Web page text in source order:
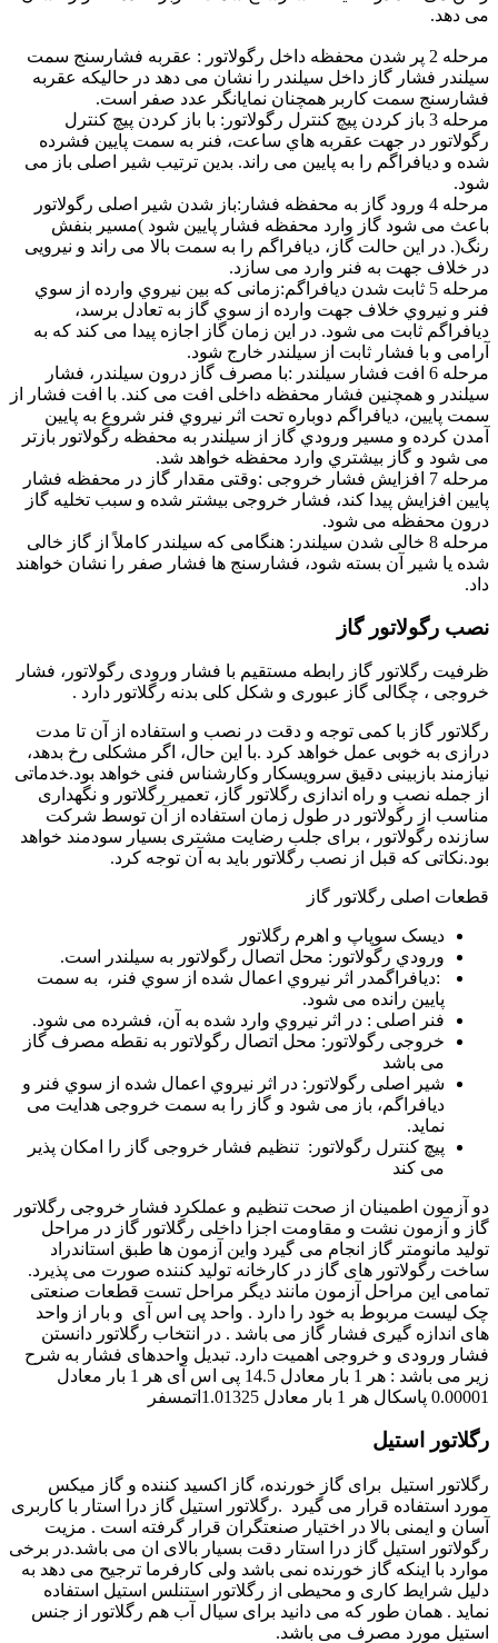
ﻣﯽ دﻫﺪ.
ﻣﺮﺣﻠﻪ 2 ﭘﺮ ﺷﺪن ﻣﺤﻔﻈﻪ داخل رﮔﻮﻻﺗﻮر :
ﻋﻘﺮﺑﻪ ﻓﺸﺎرﺳﻨﺞ ﺳﻤﺖ
ﺳﯿﻠﻨﺪر ﻓﺸﺎر ﮔﺎز داﺧﻞ ﺳﯿﻠﻨﺪر را ﻧﺸﺎن ﻣﯽ دﻫﺪ در ﺣﺎﻟﯿﮑﻪ ﻋﻘﺮﺑﻪ
ﻓﺸﺎرﺳﻨﺞ ﺳﻤﺖ ﮐﺎرﺑﺮ ﻫﻤﭽﻨﺎن ﻧﻤﺎﯾﺎﻧﮕﺮ ﻋﺪد ﺻﻔﺮ اﺳﺖ.
ﻣﺮﺣﻠﻪ 3 ﺑﺎز ﮐﺮدن ﭘﯿﭻ ﮐﻨﺘﺮل رﮔﻮﻻﺗﻮر:
ﺑﺎ ﺑﺎز ﮐﺮدن ﭘﯿﭻ ﮐﻨﺘﺮل
رﮔﻮﻻﺗﻮر در ﺟﻬﺖ ﻋﻘﺮﺑﻪ ﻫﺎي ﺳﺎﻋﺖ، ﻓﻨﺮ ﺑﻪ ﺳﻤﺖ ﭘﺎﯾﯿﻦ ﻓﺸﺮده
ﺷﺪه و دﯾﺎﻓﺮاﮔﻢ را ﺑﻪ ﭘﺎﯾﯿﻦ ﻣﯽ راﻧﺪ. ﺑﺪﯾﻦ ﺗﺮﺗﯿﺐ ﺷﯿﺮ اﺻﻠﯽ ﺑﺎز ﻣﯽ
ﺷﻮد.
مرﺣﻠﻪ 4 ورود ﮔﺎز ﺑﻪ ﻣﺤﻔﻈﻪ ﻓﺸﺎر:ﺑﺎز ﺷﺪن ﺷﯿﺮ اﺻﻠﯽ رﮔﻮﻻﺗﻮر
ﺑﺎﻋﺚ ﻣﯽ ﺷﻮد ﮔﺎز وارد ﻣﺤﻔﻈﻪ ﻓﺸﺎر ﭘﺎﯾﯿﻦ ﺷﻮد )ﻣﺴﯿﺮ ﺑﻨﻔﺶ
رﻧﮓ(. در اﯾﻦ ﺣﺎﻟﺖ ﮔﺎز، دﯾﺎﻓﺮاﮔﻢ را ﺑﻪ ﺳﻤﺖ ﺑﺎﻻ ﻣﯽ راﻧﺪ و ﻧﯿﺮوﯾﯽ
در ﺧﻼف ﺟﻬﺖ ﺑﻪ ﻓﻨﺮ وارد ﻣﯽ ﺳﺎزد.
ﻣﺮﺣﻠﻪ 5 ﺛﺎﺑﺖ ﺷﺪن دﯾﺎﻓﺮاﮔﻢ:زﻣﺎﻧﯽ ﮐﻪ ﺑﯿﻦ ﻧﯿﺮوي وارده از ﺳﻮي
ﻓﻨﺮ و ﻧﯿﺮوي ﺧﻼف ﺟﻬﺖ وارده از ﺳﻮي ﮔﺎز ﺑﻪ ﺗﻌﺎدل ﺑﺮﺳﺪ،
دﯾﺎﻓﺮاﮔﻢ ﺛﺎﺑﺖ ﻣﯽ ﺷﻮد. در اﯾﻦ زﻣﺎن ﮔﺎز اﺟﺎزه ﭘﯿﺪا ﻣﯽ ﮐﻨﺪ ﮐﻪ ﺑﻪ
آراﻣﯽ و ﺑﺎ ﻓﺸﺎر ﺛﺎﺑﺖ از ﺳﯿﻠﻨﺪر ﺧﺎرج ﺷﻮد.
ﻣﺮﺣﻠﻪ 6 اﻓﺖ ﻓﺸﺎر ﺳﯿﻠﻨﺪر :ﺑﺎ ﻣﺼﺮف ﮔﺎز درون ﺳﯿﻠﻨﺪر، ﻓﺸﺎر
ﺳﯿﻠﻨﺪر و ﻫﻤﭽﻨﯿﻦ ﻓﺸﺎر ﻣﺤﻔﻈﻪ داﺧﻠﯽ اﻓﺖ ﻣﯽ ﮐﻨﺪ. ﺑﺎ اﻓﺖ ﻓﺸﺎر از
ﺳﻤﺖ ﭘﺎﯾﯿﻦ، دﯾﺎﻓﺮاﮔﻢ دوﺑﺎره ﺗﺤﺖ اﺛﺮ ﻧﯿﺮوي ﻓﻨﺮ ﺷﺮوع ﺑﻪ ﭘﺎﯾﯿﻦ
آﻣﺪن ﮐﺮده و ﻣﺴﯿﺮ ورودي ﮔﺎز از ﺳﯿﻠﻨﺪر ﺑﻪ ﻣﺤﻔﻈﻪ رﮔﻮﻻﺗﻮر ﺑﺎزﺗﺮ
ﻣﯽ ﺷﻮد و ﮔﺎز ﺑﯿﺸﺘﺮي وارد ﻣﺤﻔﻈﻪ ﺧﻮاﻫﺪ ﺷﺪ.
ﻣﺮﺣﻠﻪ 7 اﻓﺰاﯾﺶ ﻓﺸﺎر ﺧﺮوﺟﯽ :وﻗﺘﯽ ﻣﻘﺪار ﮔﺎز در ﻣﺤﻔﻈﻪ ﻓﺸﺎر
ﭘﺎﯾﯿﻦ اﻓﺰاﯾﺶ ﭘﯿﺪا ﮐﻨﺪ، ﻓﺸﺎر ﺧﺮوﺟﯽ ﺑﯿﺸﺘﺮ ﺷﺪه و ﺳﺒﺐ ﺗﺨﻠﯿﻪ ﮔﺎز
درون ﻣﺤﻔﻈﻪ ﻣﯽ ﺷﻮد.
ﻣﺮﺣﻠﻪ 8 ﺧﺎﻟﯽ ﺷﺪن ﺳﯿﻠﻨﺪر: ﻫﻨﮕﺎﻣﯽ ﮐﻪ ﺳﯿﻠﻨﺪر ﮐﺎﻣﻼً از ﮔﺎز ﺧﺎﻟﯽ
ﺷﺪه ﯾﺎ ﺷﯿﺮ آن ﺑﺴﺘﻪ ﺷﻮد، ﻓﺸﺎرﺳﻨﺞ ﻫﺎ ﻓﺸﺎر ﺻﻔﺮ را ﻧﺸﺎن ﺧﻮاﻫﻨﺪ
داد.
نصب رگولاتور گاز
ظرفیت رگلاتور گاز رابطه مستقیم با فشار ورودی رگولاتور، فشار
خروجی ، چگالی گاز عبوری و شکل کلی بدنه رگلاتور دارد .
رگلاتور گاز با کمی توجه و دقت در نصب و استفاده از آن تا مدت
درازی به خوبی عمل خواهد کرد .با این حال، اگر مشکلی رخ بدهد،
نیازمند بازبینی دقیق سرویسکار وکارشناس فنی خواهد بود.خدماتی
از جمله نصب و راه اندازی رگلاتور گاز، تعمیر رگلاتور و نگهداری
مناسب از رگولاتور در طول زمان استفاده از آن توسط شرکت
سازنده رگولاتور ، برای جلب رضایت مشتری بسیار سودمند خواهد
بود.نکاتی که قبل از نصب رگلاتور باید به آن توجه کرد.
قطعات اصلی رگلاتور گاز
دیسک سوپاپ و اهرم رگلاتور
ورودي رﮔﻮﻻﺗﻮر: ﻣﺤﻞ اﺗﺼﺎل رﮔﻮﻻﺗﻮر ﺑﻪ ﺳﯿﻠﻨﺪر اﺳﺖ.
:دیافراگمدر اﺛﺮ ﻧﯿﺮوي اﻋﻤﺎل ﺷﺪه از ﺳﻮي ﻓﻨﺮ، ﺑﻪ ﺳﻤﺖ
ﭘﺎﯾﯿﻦ راﻧﺪه ﻣﯽ ﺷﻮد.
فنر اصلی : در اﺛﺮ ﻧﯿﺮوي وارد ﺷﺪه ﺑﻪ آن، ﻓﺸﺮده ﻣﯽ ﺷﻮد.
ﺧﺮوﺟﯽ رﮔﻮﻻﺗﻮر: ﻣﺤﻞ اﺗﺼﺎل رﮔﻮﻻﺗﻮر ﺑﻪ ﻧﻘﻄﻪ ﻣﺼﺮف ﮔﺎز
ﻣﯽ ﺑﺎﺷﺪ
ﺷﯿﺮ اﺻﻠﯽ رﮔﻮﻻﺗﻮر: در اﺛﺮ ﻧﯿﺮوي اﻋﻤﺎل ﺷﺪه از ﺳﻮي ﻓﻨﺮ و
دﯾﺎﻓﺮاﮔﻢ، ﺑﺎز ﻣﯽ ﺷﻮد و ﮔﺎز را ﺑﻪ ﺳﻤﺖ ﺧﺮوﺟﯽ ﻫﺪاﯾﺖ ﻣﯽ
ﻧﻤﺎﯾﺪ.
پیچ ﮐﻨﺘﺮل رﮔﻮﻻﺗﻮر: ﺗﻨﻈﯿﻢ ﻓﺸﺎر ﺧﺮوﺟﯽ ﮔﺎز را اﻣﮑﺎن ﭘﺬﯾﺮ
ﻣﯽ ﮐﻨﺪ
دو آزمون اطمینان از صحت تنظیم و عملکرد فشار خروجی رگلاتور
گاز و آزمون نشت و مقاومت اجزا داخلی رگلاتور گاز در مراحل
تولید مانومتر گاز انجام می گیرد واین آزمون ها طبق استاندراد
ساخت رگولاتور های گاز در کارخانه تولید کننده صورت می پذیرد.
تمامی این مراحل آزمون مانند دیگر مراحل تست قطعات صنعتی
چک لیست مربوط به خود را دارد . واحد پی اس آی و بار از واحد
های اندازه گیری فشار گاز می باشد . در انتخاب رگلاتور دانستن
فشار ورودی و خروجی اهمیت دارد. تبدیل واحدهای فشار به شرح
زیر می باشد : هر 1 بار معادل 14.5 پی اس آی
هر 1 بار معادل
0.00001 پاسکال
هر 1 بار معادل 1.01325اتمسفر
رگلاتور استیل
رگلاتور استیل برای گاز خورنده، گاز اکسید کننده و گاز میکس
مورد استفاده قرار می گیرد .رگلاتور استیل گاز درا استار با کاربری
آسان و ایمنی بالا در اختیار صنعتگران قرار گرفته است . مزیت
رگولاتور استیل گاز درا استار دقت بسیار بالای ان می باشد.در برخی
موارد با اینکه گاز خورنده نمی باشد ولی کارفرما ترجیح می دهد به
دلیل شرایط کاری و محیطی از رگلاتور استنلس استیل استفاده
نماید . همان طور که می دانید برای سیال آب هم رگلاتور از جنس
استیل مورد مصرف می باشد.